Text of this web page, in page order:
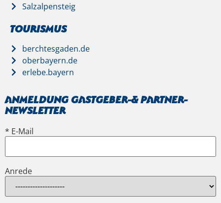
Salzalpensteig
Tourismus
berchtesgaden.de
oberbayern.de
erlebe.bayern
Anmeldung Gastgeber-& Partner-
Newsletter
* E-Mail
Anrede